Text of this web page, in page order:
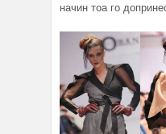
начин тоа го